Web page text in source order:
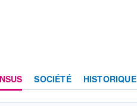
SOCIÉTÉ HISTORIQUE